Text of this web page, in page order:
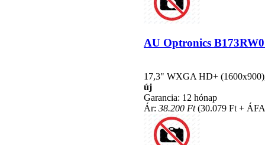
AU Optronics
17,3" WXGA HD+
új
Garancia: 12 hónap
Ár: 38.200 Ft(30.079 Ft +